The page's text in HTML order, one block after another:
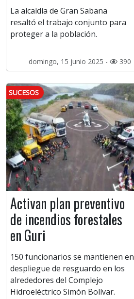
La alcaldía de Gran Sabana
resaltó el trabajo conjunto para
proteger a la población.
domingo, 15 junio 2025 - 390
SUCESOS
Activan plan preventivo
de incendios forestales
en Guri
150 funcionarios se mantienen en
despliegue de resguardo en los
alrededores del Complejo
Hidroeléctrico Simón Bolívar.